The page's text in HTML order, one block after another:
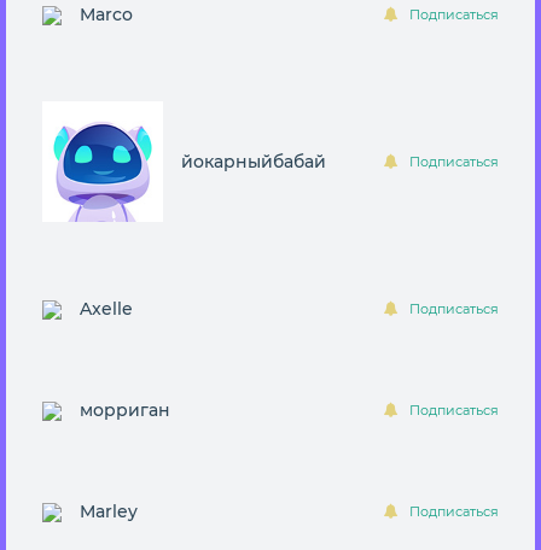
Marco Подписаться
йокарныйбабай Подписаться
Axelle Подписаться
морриган Подписаться
Marley Подписаться